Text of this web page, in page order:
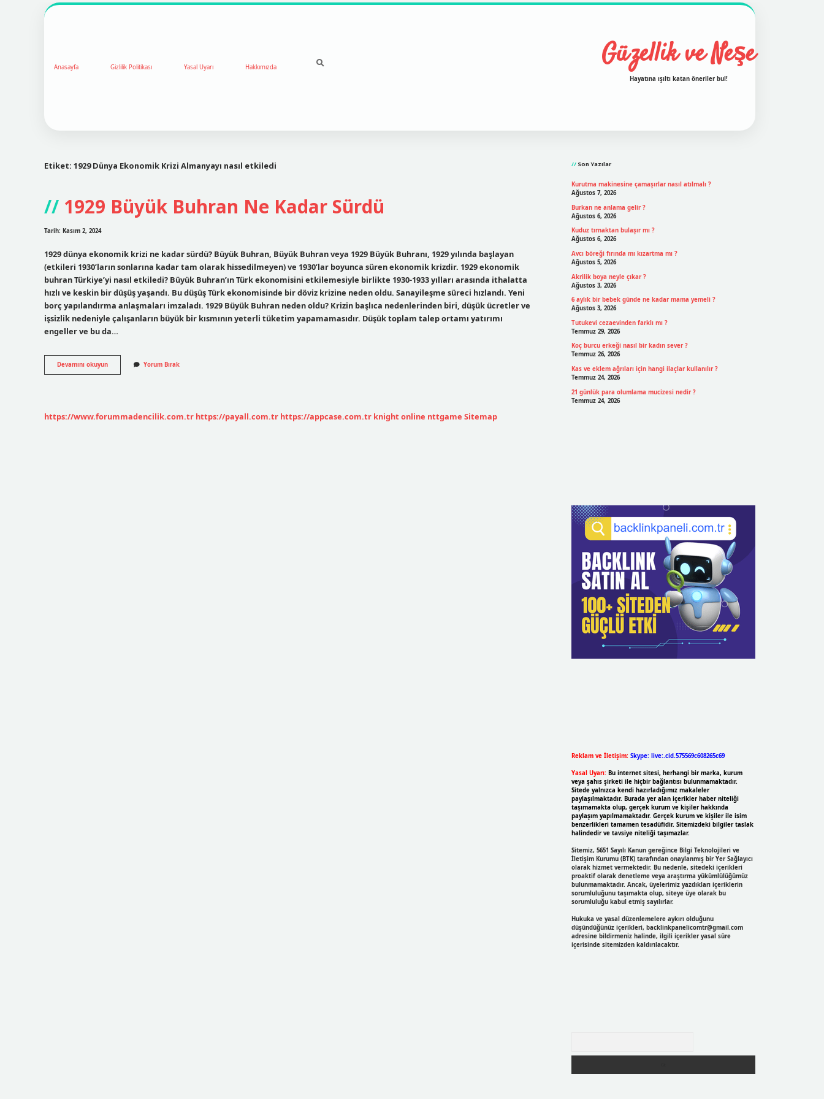
Anasayfa Gizlilik Politikası Yasal Uyarı Hakkımızda Güzellik ve Neşe
Hayatına ışıltı katan öneriler bul!
Etiket: 1929 Dünya Ekonomik Krizi Almanyayı nasıl etkiledi
1929 Büyük Buhran Ne Kadar Sürdü
Tarih: Kasım 2, 2024
1929 dünya ekonomik krizi ne kadar sürdü? Büyük Buhran, Büyük Buhran veya 1929 Büyük Buhranı, 1929 yılında başlayan
(etkileri 1930’ların sonlarına kadar tam olarak hissedilmeyen) ve 1930’lar boyunca süren ekonomik krizdir. 1929 ekonomik
buhran Türkiye’yi nasıl etkiledi? Büyük Buhran’ın Türk ekonomisini etkilemesiyle birlikte 1930-1933 yılları arasında ithalatta
hızlı ve keskin bir düşüş yaşandı. Bu düşüş Türk ekonomisinde bir döviz krizine neden oldu. Sanayileşme süreci hızlandı. Yeni
borç yapılandırma anlaşmaları imzaladı. 1929 Büyük Buhran neden oldu? Krizin başlıca nedenlerinden biri, düşük ücretler ve
işsizlik nedeniyle çalışanların büyük bir kısmının yeterli tüketim yapamamasıdır. Düşük toplam talep ortamı yatırımı
engeller ve bu da…
Devamını okuyun1929
Büyük
Yorum Bırak
https://www.forummadencilik.com.tr https://payall.com.tr https://appcase.com.tr knight online nttgame Sitemap
Son Yazılar
Kurutma makinesine çamaşırlar nasıl atılmalı ?
Ağustos 7, 2026
Burkan ne anlama gelir ?
Ağustos 6, 2026
Kuduz tırnaktan bulaşır mı ?
Ağustos 6, 2026
Avcı böreği fırında mı kızartma mı ?
Ağustos 5, 2026
Akrilik boya neyle çıkar ?
Ağustos 3, 2026
6 aylık bir bebek günde ne kadar mama yemeli ?
Ağustos 3, 2026
Tutukevi cezaevinden farklı mı ?
Temmuz 29, 2026
Koç burcu erkeği nasıl bir kadın sever ?
Temmuz 26, 2026
Kas ve eklem ağrıları için hangi ilaçlar kullanılır ?
Temmuz 24, 2026
21 günlük para olumlama mucizesi nedir ?
Temmuz 24, 2026
Reklam ve İletişim: Skype: live:.cid.575569c608265c69
Yasal Uyarı: Bu internet sitesi, herhangi bir marka, kurum
veya şahıs şirketi ile hiçbir bağlantısı bulunmamaktadır.
Sitede yalnızca kendi hazırladığımız makaleler
paylaşılmaktadır. Burada yer alan içerikler haber niteliği
taşımamakta olup, gerçek kurum ve kişiler hakkında
paylaşım yapılmamaktadır. Gerçek kurum ve kişiler ile isim
benzerlikleri tamamen tesadüfidir. Sitemizdeki bilgiler taslak
halindedir ve tavsiye niteliği taşımazlar.
Sitemiz, 5651 Sayılı Kanun gereğince Bilgi Teknolojileri ve
İletişim Kurumu (BTK) tarafından onaylanmış bir Yer Sağlayıcı
olarak hizmet vermektedir. Bu nedenle, sitedeki içerikleri
proaktif olarak denetleme veya araştırma yükümlülüğümüz
bulunmamaktadır. Ancak, üyelerimiz yazdıkları içeriklerin
sorumluluğunu taşımakta olup, siteye üye olarak bu
sorumluluğu kabul etmiş sayılırlar.
Hukuka ve yasal düzenlemelere aykırı olduğunu
düşündüğünüz içerikleri, backlinkpanelicomtr@gmail.com
adresine bildirmeniz halinde, ilgili içerikler yasal süre
içerisinde sitemizden kaldırılacaktır.